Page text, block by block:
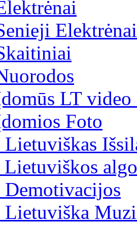
Elektrėnai
LT
Foto
Lietuviškas
Lietuviškos
Demotivacijos
Lietuviška